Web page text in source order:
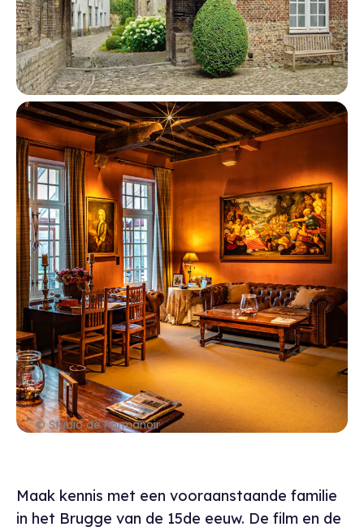
© Studio de Formanoir
Bescrijving
Maak kennis met een vooraanstaande familie
in het Brugge van de 15de eeuw. De film en de